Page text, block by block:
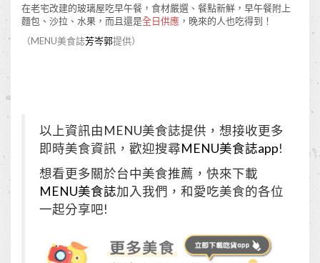
在老宅改建的玻璃屋吃早午餐，食材嚴選、餐點新鮮，早午餐附上
麵包、沙拉、水果，而且還是全日供應 ，晚來的人也吃得到！
（MENU美食誌芳岑郭提供）
以上資訊由MENU美食誌提供，想接收更多
即時美食資訊，歡迎搜尋MENU美食誌app!
想看更多關於台中美食推薦，快來下載
MENU美食誌加入我們，和愛吃美食的各位
一起分享吧!